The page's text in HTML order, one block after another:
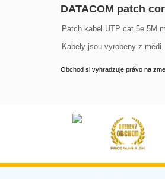
DATACOM patch
Patch kabel UTP cat.5e 5M
Kabely jsou vyrobeny z mědi.
Obchod si vyhradzuje právo na